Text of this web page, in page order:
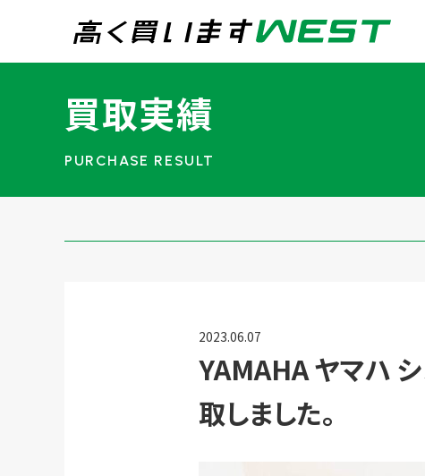
まずはお気軽にお問い
買取専用ダイヤル
24時間365日受付
今すぐ！WEB査定
宅配買取
買取実績
買取強化ブランド
お客様の声
買取実績
2023.06.07
YAMAHA ヤマハ
取しました。